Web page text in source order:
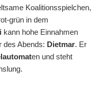
Koalitionsspielchen,
grün in dem
kann hohe Einnahmen
des Abends: Dietmar. Er
en und steht